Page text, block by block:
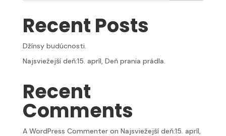
Recent Posts
Džínsy budúcnosti.
Najsviežejší deň:15. apríl, Deň prania prádla.
Recent
Comments
A WordPress Commenteron Najsviežejší deň:15. apríl,